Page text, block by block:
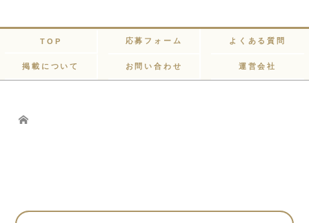
TOP 応募フォーム よくある質問
掲載について お問い合わせ 運営会社
Home